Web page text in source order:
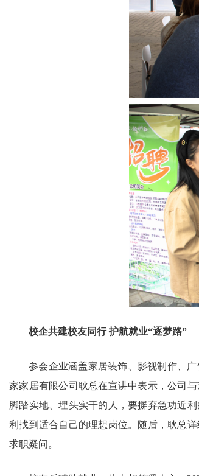
校企共建校友同行 护航就业“逐梦路”
参会企业涵盖家居装饰、影视制作、
家家居有限公司耿总在宣讲中表示，公司
脚踏实地、埋头实干的人，要摒弃急功近
利找到适合自己的理想岗位。随后，耿总
求职疑问。